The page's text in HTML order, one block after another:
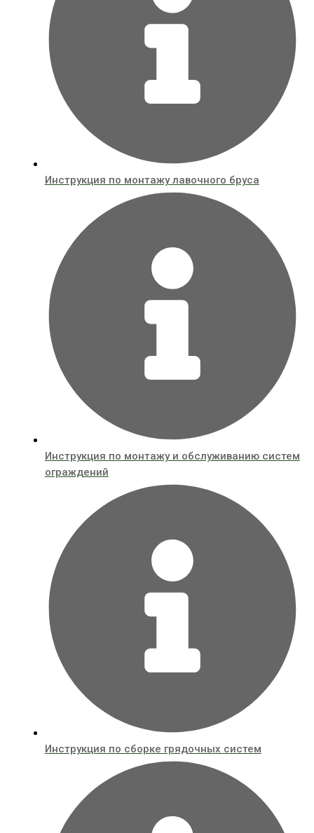
Инструкция по монтажу лавочного бруса
Инструкция по монтажу и обслуживанию систем
ограждений
Инструкция по сборке грядочных систем